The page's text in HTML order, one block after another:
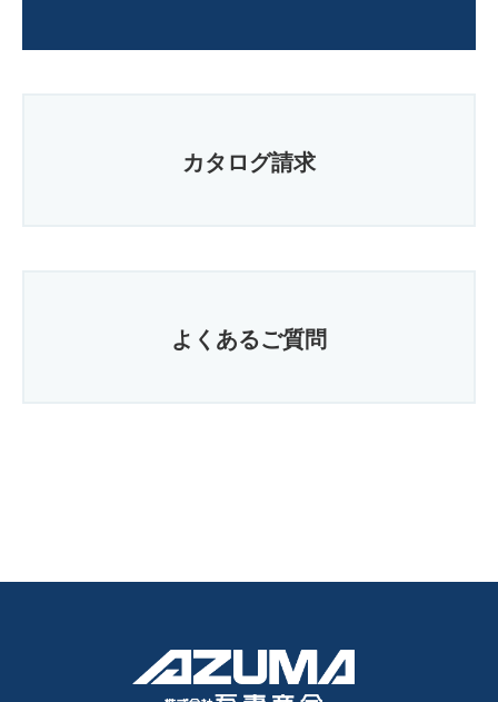
カタログ請求
よくあるご質問